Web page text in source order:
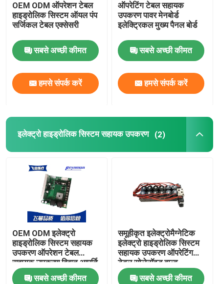
गुणवत्ता नियंत्रण
हमसे संपर्क करें
समाचार
इलेक्ट्रो हाइड्रोलिक ऑपरेटिंग टेबल
ऑपरेशन टेबल हाइड्रोलिक सिस्टम
इलेक्ट्रो हाइड्रोलिक सिस्टम सहायक उपकरण
जेल रोगी पोजिशनर्स
फोम पोजिशनिंग
OEM ODM ऑपरेशन टेबल
हाइड्रोलिक सिस्टम ऑयल पंप
सर्जिकल टेबल एक्सेसरी
सबसे अच्छी कीमत
हमसे संपर्क करें
ऑपरेटिंग टेबल सहायक
उपकरण पावर मेनबोर्ड
इलेक्ट्रिकल मुख्य पैनल बोर्ड
सबसे अच्छी कीमत
हमसे संपर्क करें
इलेक्ट्रो हाइड्रोलिक सिस्टम सहायक उपकरण (2)
OEM ODM इलेक्ट्रो
हाइड्रोलिक सिस्टम सहायक
उपकरण ऑपरेशन टेबल
सहायक उपकरण विद्युत आपूर्ति
सबसे अच्छी कीमत
समूहीकृत इलेक्ट्रोमैग्नेटिक
इलेक्ट्रो हाइड्रोलिक सिस्टम
सहायक उपकरण ऑपरेटिंग
टेबल सोलेनॉइड वाल्व
सबसे अच्छी कीमत